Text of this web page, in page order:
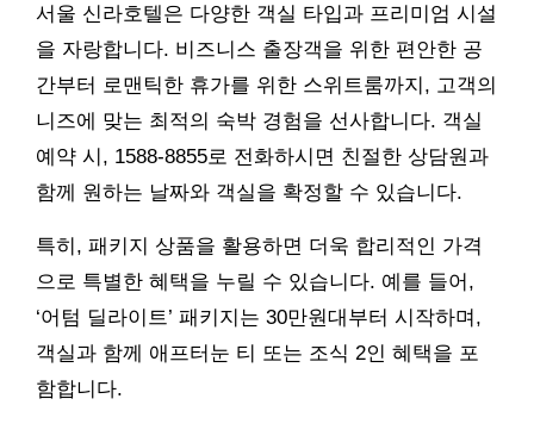
서울 신라호텔은 다양한 객실 타입과 프리미엄 시설
을 자랑합니다. 비즈니스 출장객을 위한 편안한 공
간부터 로맨틱한 휴가를 위한 스위트룸까지, 고객의
니즈에 맞는 최적의 숙박 경험을 선사합니다. 객실
예약 시, 1588-8855로 전화하시면 친절한 상담원과
함께 원하는 날짜와 객실을 확정할 수 있습니다.
특히, 패키지 상품을 활용하면 더욱 합리적인 가격
으로 특별한 혜택을 누릴 수 있습니다. 예를 들어,
‘어텀 딜라이트’ 패키지는 30만원대부터 시작하며,
객실과 함께 애프터눈 티 또는 조식 2인 혜택을 포
함합니다.